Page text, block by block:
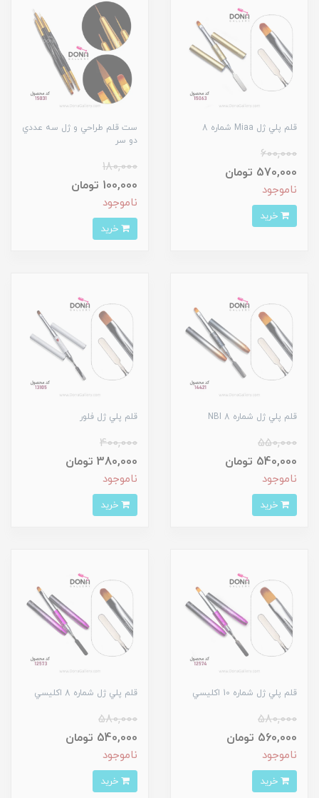
قلم پلي ژل Miaa شماره 8
600,000
570,000 تومان
ناموجود
ست قلم طراحي و ژل سه عددي
دو سر
180,000
100,000 تومان
ناموجود
قلم پلي ژل شماره 8 NBI
550,000
540,000 تومان
ناموجود
قلم پلي ژل فلور
400,000
380,000 تومان
ناموجود
قلم پلي ژل شماره 10 اکليسي
580,000
560,000 تومان
ناموجود
قلم پلي ژل شماره 8 اکليسي
580,000
540,000 تومان
ناموجود